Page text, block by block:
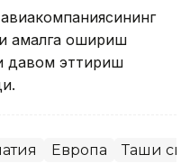
амалга ошириш
давом эттириш
Европа Ташқи